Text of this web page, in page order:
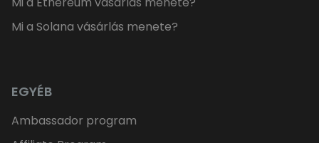
Mi a Solana vásárlás menete?
EGYÉB
Ambassador program